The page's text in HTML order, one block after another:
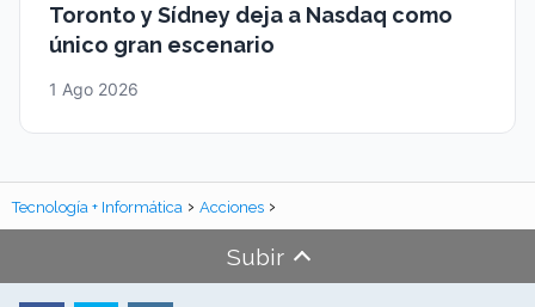
Toronto y Sídney deja a Nasdaq como
único gran escenario
1 Ago 2026
Tecnología + Informática Acciones
Subir